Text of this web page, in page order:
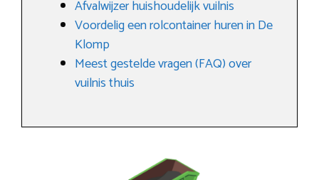
Afvalwijzer huishoudelijk vuilnis
Voordelig een rolcontainer huren in De
Klomp
Meest gestelde vragen (FAQ) over
vuilnis thuis